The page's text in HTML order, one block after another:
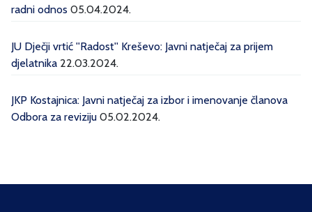
radni odnos 05.04.2024.
JU Dječji vrtić ''Radost'' Kreševo: Javni natječaj za prijem
djelatnika 22.03.2024.
JKP Kostajnica: Javni natječaj za izbor i imenovanje članova
Odbora za reviziju 05.02.2024.